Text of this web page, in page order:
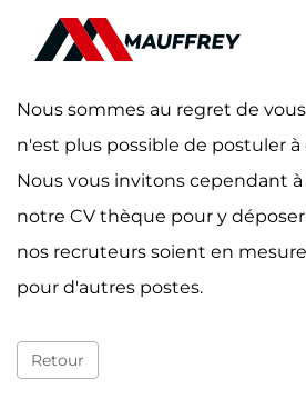
Nous sommes au regret de
n'est plus possible de postuler
Nous vous invitons cependant
notre CV thèque pour y
nos recruteurs soient en
pour d'autres postes.
Retour